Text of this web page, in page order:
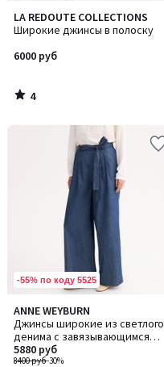
LA REDOUTE COLLECTIONS
Широкие джинсы в полоску
6000 руб
4
/
4
/
-55% по коду 5525
ANNE WEYBURN
Джинсы широкие из светлого
денима с завязывающимся
поясом
8400 руб-30%
5880 руб
2,9
/ 5